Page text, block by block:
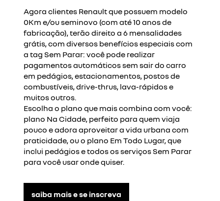
Agora clientes Renault que possuem modelo
0Km e/ou seminovo (com até 10 anos de
fabricação), terão direito a 6 mensalidades
grátis, com diversos benefícios especiais com
a tag Sem Parar: você pode realizar
pagamentos automáticos sem sair do carro
em pedágios, estacionamentos, postos de
combustíveis, drive-thrus, lava-rápidos e
muitos outros.
Escolha o plano que mais combina com você:
plano Na Cidade, perfeito para quem viaja
pouco e adora aproveitar a vida urbana com
praticidade, ou o plano Em Todo Lugar, que
inclui pedágios e todos os serviços Sem Parar
para você usar onde quiser.
saiba mais e se inscreva